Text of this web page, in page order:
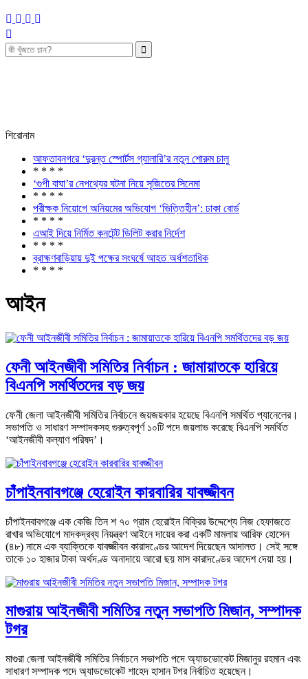
শিরোনাম
আফতাবনগরে ‘দুরন্ত স্পোর্টস গ্যালারি’র নতুন শোরুম চালু
* * * *
‘গুপী বাঘা’র নেপথ্যের ঘটনা নিয়ে সৃজিতের সিনেমা
* * * *
পরীক্ষক নিয়োগে অনিয়মের অভিযোগ ‘ভিত্তিহীন’: ঢাকা বোর্ড
* * * *
এআই দিয়ে নির্মিত কনটেন্ট ডিলিট করার নির্দেশ
* * * *
ব্রাহ্মণবাড়িয়ায় দুই পক্ষের সংঘর্ষে আহত অর্ধশতাধিক
* * * *
আইন
ফেনী আইনজীবী সমিতির নির্বাচন : জামায়াতকে হারিয়ে
বিএনপি সমর্থিতদের বড় জয়
ফেনী জেলা আইনজীবী সমিতির নির্বাচনে জয়জয়কার হয়েছে বিএনপি সমর্থিত প্যানেলের।
সভাপতি ও সাধারণ সম্পাদকসহ গুরুত্বপূর্ণ ১০টি পদে জয়লাভ করেছে বিএনপি সমর্থিত
‘আইনজীবী কল্যাণ পরিষদ’।
চাঁপাইনবাবগঞ্জে হেরোইন কারবারির যাবজ্জীবন
চাঁপাইনবাবগঞ্জে এক কেজি তিন শ ৭০ গ্রাম হেরোইন বিক্রির উদ্দেশ্যে নিজ হেফাজতে
রাখার অভিযোগে মাদকদ্রব্য নিয়ন্ত্রণ আইনে দায়ের করা একটি মামলায় আরিফ হোসেন
(৪৮) নামে এক ব্যাক্তিকে যাবজ্জীবন কারাদণ্ডের আদেশ দিয়েছেন আদালত। সেই সঙ্গে
তাকে ১০ হাজার টাকা অর্থদণ্ড অনাদায়ে আরো ছয় মাস কারাদণ্ডের আদেশ দেয়া হয়।
মাগুরায় আইনজীবী সমিতির নতুন সভাপতি মিজান, সম্পাদক
টগর
মাগুরা জেলা আইনজীবী সমিতির নির্বাচনে সভাপতি পদে অ্যাডভোকেট মিজানুর রহমান এবং
সাধারণ সম্পাদক পদে অ্যাডভোকেট শাহেদ হাসান টগর নির্বাচিত হয়েছেন।